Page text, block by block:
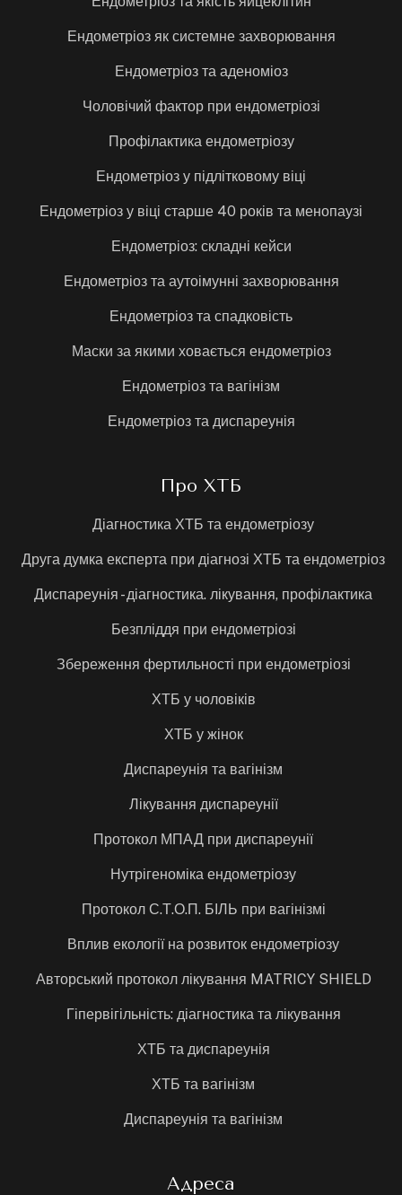
Ендометріоз як системне захворювання
Ендометріоз та аденоміоз
Чоловічий фактор при ендометріозі
Профілактика ендометріозу
Ендометріоз у підлітковому віці
Ендометріоз у віці старше 40 років та менопаузі
Ендометріоз: складні кейси
Ендометріоз та аутоімунні захворювання
Ендометріоз та спадковість
Маски за якими ховається ендометріоз
Ендометріоз та вагінізм
Ендометріоз та диспареунія
Про ХТБ
Діагностика ХТБ та ендометріозу
Друга думка експерта при діагнозі ХТБ та ендометріоз
Диспареунія - діагностика. лікування, профілактика
Безпліддя при ендометріозі
Збереження фертильності при ендометріозі
ХТБ у чоловіків
ХТБ у жінок
Диспареунія та вагінізм
Лікування диспареунії
Протокол МПАД при диспареунії
Нутрігеноміка ендометріозу
Протокол С.Т.О.П. БІЛЬ при вагінізмі
Вплив екології на розвиток ендометріозу
Авторський протокол лікування MATRICY SHIELD
Гіпервігільність: діагностика та лікування
ХТБ та диспареунія
ХТБ та вагінізм
Диспареунія та вагінізм
Адреса